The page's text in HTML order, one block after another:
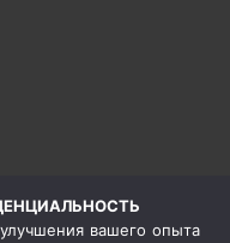
вашего опыта